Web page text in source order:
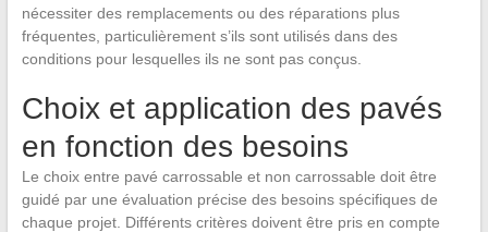
nécessiter des remplacements ou des réparations plus
fréquentes, particulièrement s’ils sont utilisés dans des
conditions pour lesquelles ils ne sont pas conçus.
Choix et application des pavés
en fonction des besoins
Le choix entre pavé carrossable et non carrossable doit être
guidé par une évaluation précise des besoins spécifiques de
chaque projet. Différents critères doivent être pris en compte